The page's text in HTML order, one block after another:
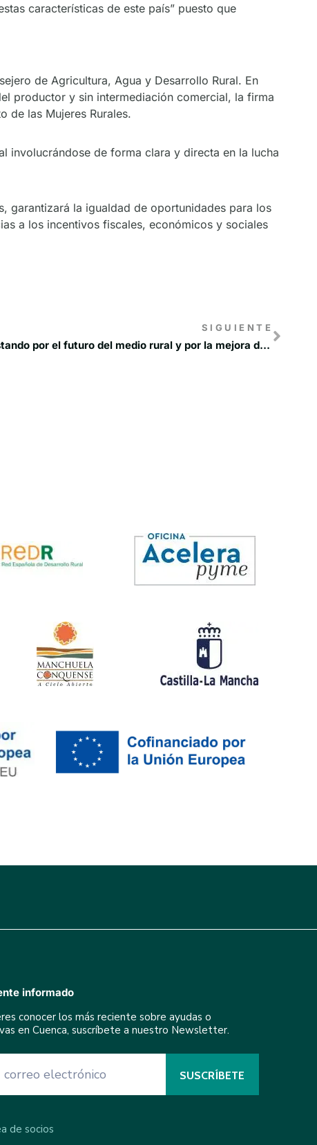
características de este país” puesto que
de Agricultura, Agua y Desarrollo Rural. En
productor y sin intermediación comercial, la firma
de las Mujeres Rurales.
involucrándose de forma clara y directa en la lucha
garantizará la igualdad de oportunidades para los
a los incentivos fiscales, económicos y sociales
SIGUIENTE
LEADER cumple 30 años apostando por el futuro del medio rural y por la mejora de la calidad de vida de sus habitantes
informado
conocer los más reciente sobre ayudas o
en Cuenca, suscríbete a nuestro Newsletter.
de socios